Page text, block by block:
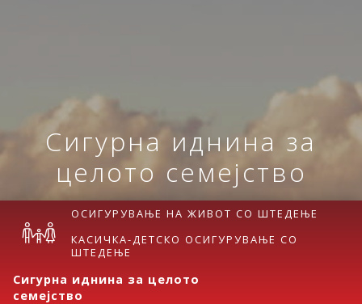
Сигурна иднина за
целото семејство
ОСИГУРУВАЊЕ НА ЖИВОТ СО ШТЕДЕЊЕ
КАСИЧКА-ДЕТСКО ОСИГУРУВАЊЕ СО
ШТЕДЕЊЕ
Сигурна иднина за целото
семејство